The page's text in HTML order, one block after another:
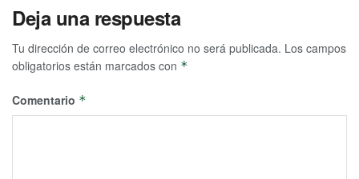
Deja una respuesta
Tu dirección de correo electrónico no será publicada. Los campos
obligatorios están marcados con *
Comentario *